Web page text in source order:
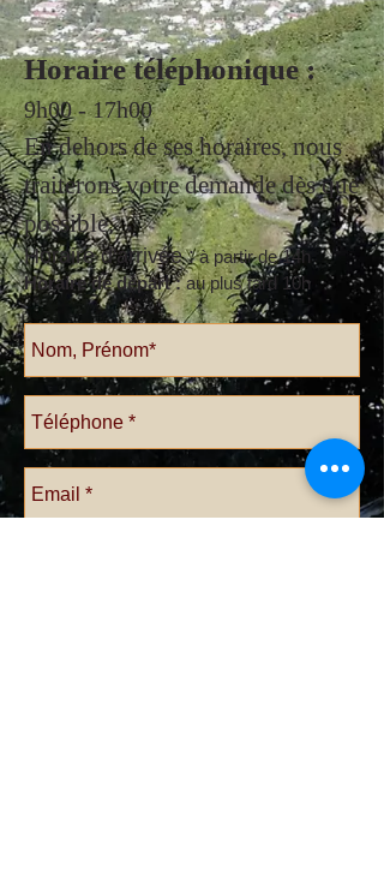
Horaire téléphonique :
9h00 - 17h00
En dehors de ses horaires, nous
traiterons votre demande dès que
possible.
Horaire d'arrivée :à partir de 14h
Horaire de départ :au plus tard 10h